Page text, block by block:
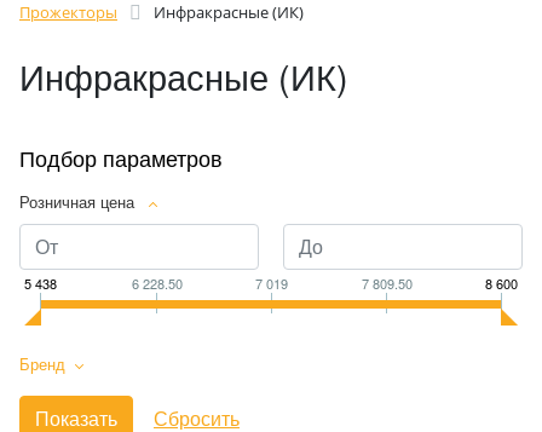
Прожекторы
Инфракрасные (ИК)
Инфракрасные (ИК)
Подбор параметров
Розничная цена
5 438 6 228.50 7 019 7 809.50 8 600
Бренд